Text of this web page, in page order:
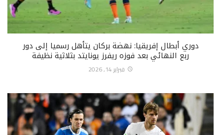
دوري أبطال إفريقيا: نهضة بركان يتأهل رسميا إلى دور
ربع النهائي بعد فوزه ريفرز يونايتد بثلاثية نظيفة
فبراير 14, 2026